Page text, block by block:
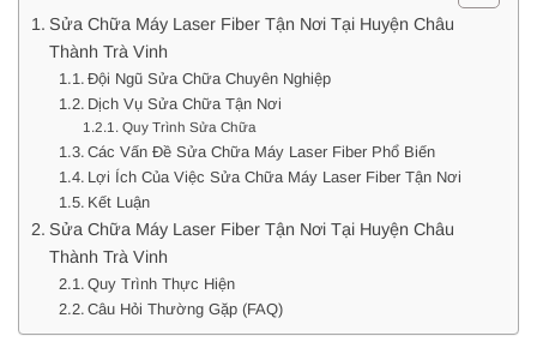
Sửa Chữa Máy Laser Fiber Tận Nơi Tại Huyện Châu
Thành Trà Vinh
Đội Ngũ Sửa Chữa Chuyên Nghiệp
Dịch Vụ Sửa Chữa Tận Nơi
Quy Trình Sửa Chữa
Các Vấn Đề Sửa Chữa Máy Laser Fiber Phổ Biến
Lợi Ích Của Việc Sửa Chữa Máy Laser Fiber Tận Nơi
Kết Luận
Sửa Chữa Máy Laser Fiber Tận Nơi Tại Huyện Châu
Thành Trà Vinh
Quy Trình Thực Hiện
Câu Hỏi Thường Gặp (FAQ)